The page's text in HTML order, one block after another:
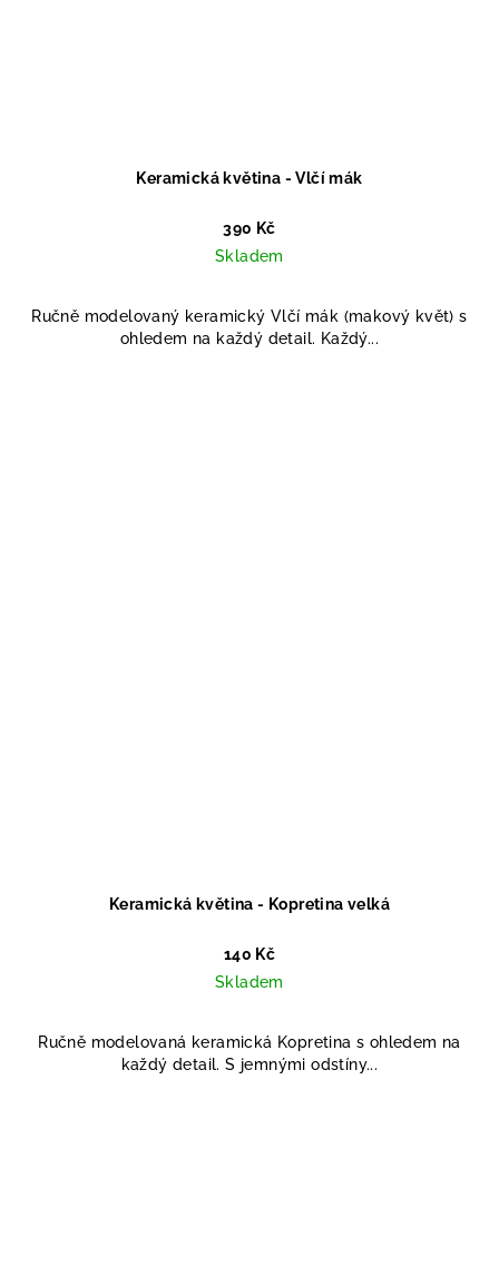
Keramická květina - Vlčí mák
390 Kč
Skladem
Ručně modelovaný keramický Vlčí mák (makový květ) s
ohledem na každý detail. Každý...
Keramická květina - Kopretina velká
140 Kč
Skladem
Ručně modelovaná keramická Kopretina s ohledem na
každý detail. S jemnými odstíny...